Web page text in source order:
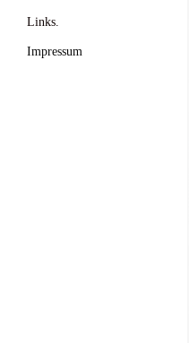
Links.
Impressum